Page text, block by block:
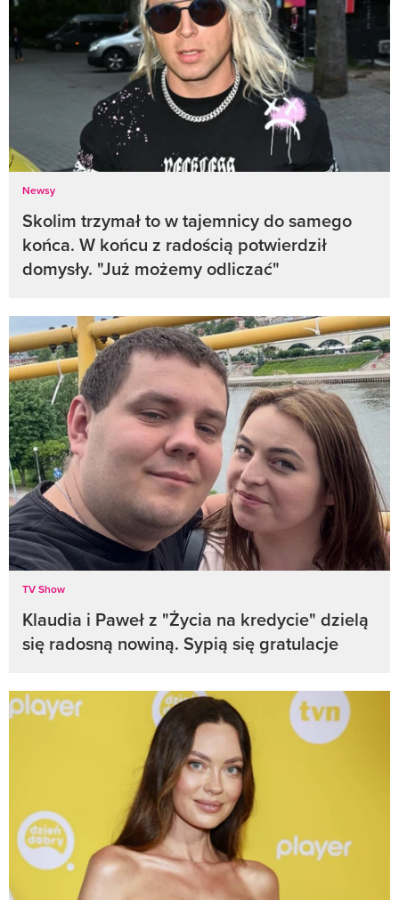
Newsy
Skolim trzymał to w tajemnicy do samego
końca. W końcu z radością potwierdził
domysły. "Już możemy odliczać"
TV Show
Klaudia i Paweł z "Życia na kredycie" dzielą
się radosną nowiną. Sypią się gratulacje